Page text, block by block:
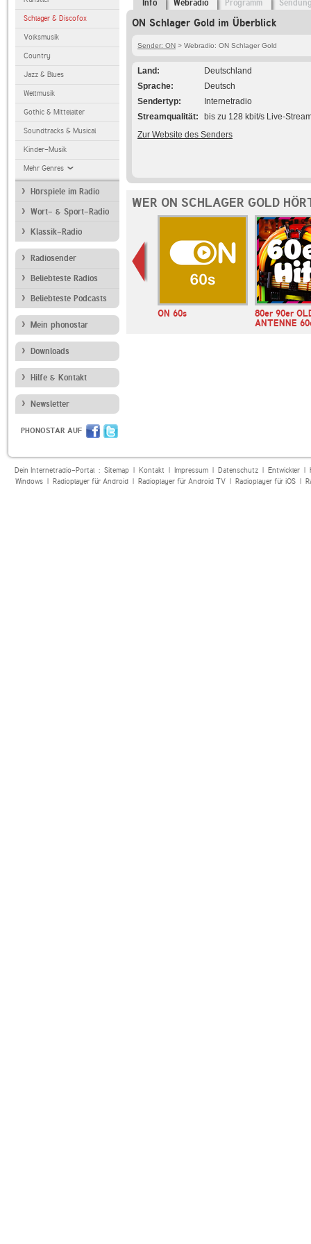
Schlager & Discofox
Volksmusik
Country
Jazz & Blues
Weltmusik
Gothic & Mittelalter
Soundtracks & Musical
Kinder-Musik
Mehr Genres
Hörspiele im Radio
Wort- & Sport-Radio
Klassik-Radio
Radiosender
Beliebteste Radios
Beliebteste Podcasts
Mein phonostar
Downloads
Hilfe & Kontakt
Newsletter
PHONOSTAR AUF
Info Webradio Programm
ON Schlager Gold im Überblick
Sender: ON > Webradio: ON Schlager Gold
Land
Deutschland
Sprache
Deutsch
Sendertyp
Internetradio
Streamqualität
bis zu 128 kbit/s Live-
Zur Website des Senders
WER ON SCHLAGER GOLD
RMF FM 50s ON 60s
80er 90er
ANTENNE
Dein Internetradio-Portal : Sitemap| Kontakt| Impressum| Datenschutz| Entwickler|
Windows| Radioplayer für Android| Radioplayer für Android TV| Radioplayer für iOS|